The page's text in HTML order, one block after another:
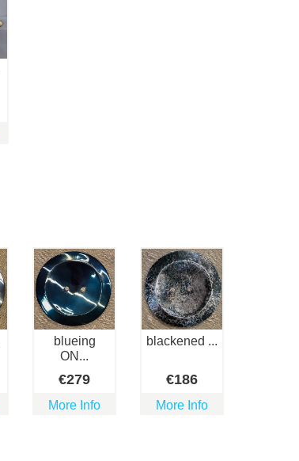
blueing
ON...
€279
More Info
blackened ...
€186
More Info